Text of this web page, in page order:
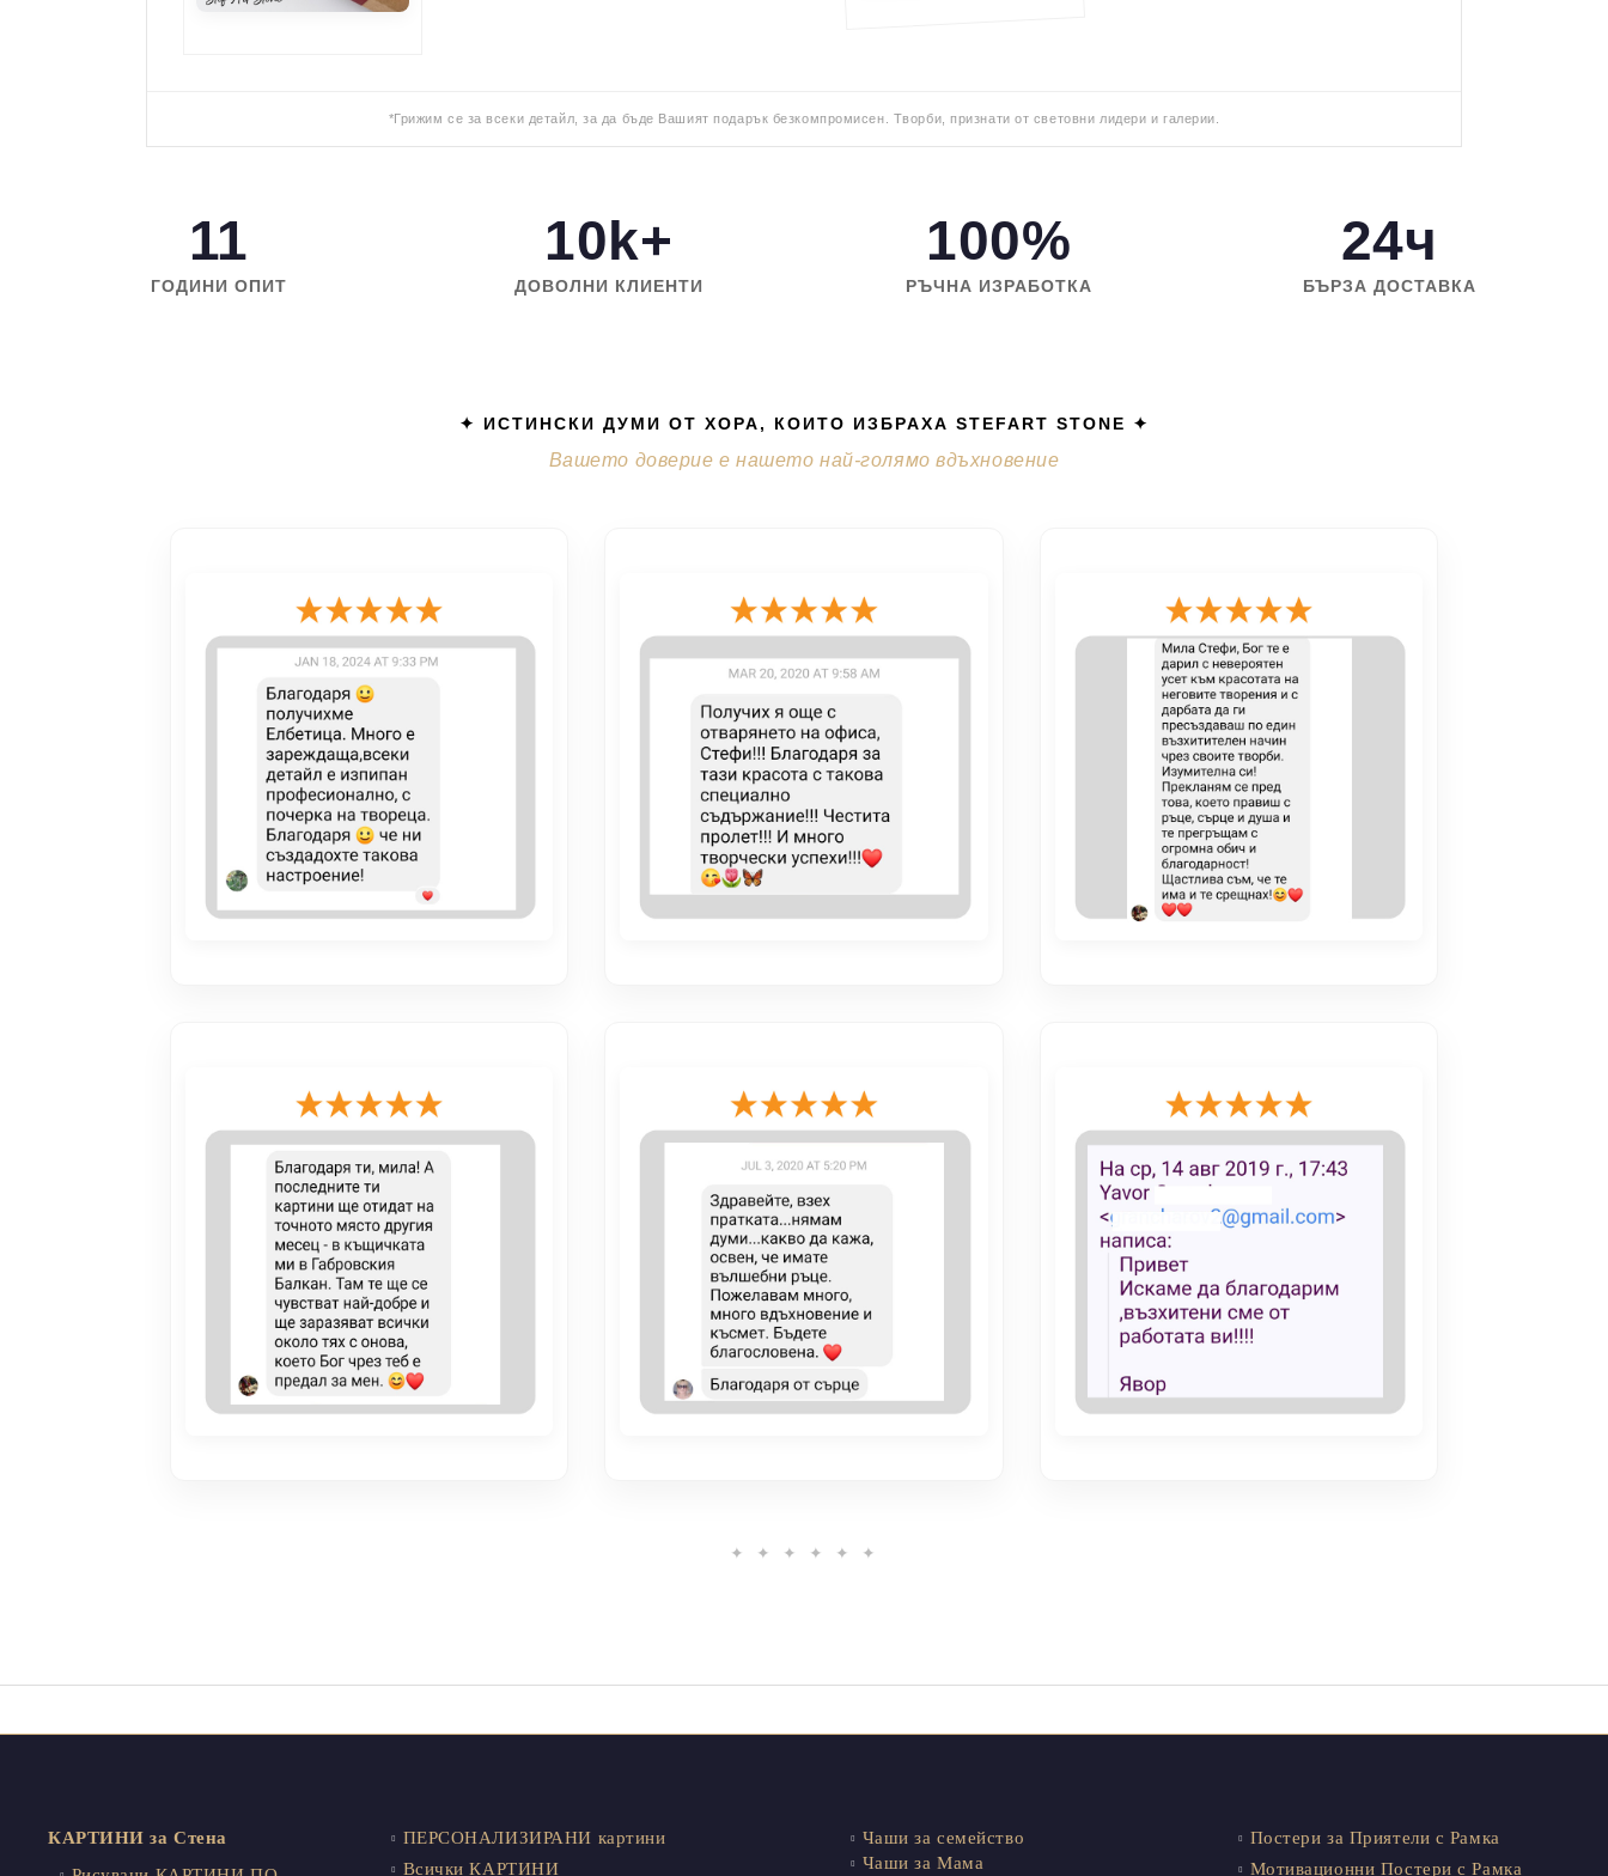
*Грижим се за всеки детайл, за да бъде Вашият подарък безкомпромисен. Творби, признати от световни лидери и галерии.
11
ГОДИНИ ОПИТ
10k+
ДОВОЛНИ КЛИЕНТИ
100%
РЪЧНА ИЗРАБОТКА
24ч
БЪРЗА ДОСТАВКА
✦ ИСТИНСКИ ДУМИ ОТ ХОРА, КОИТО ИЗБРАХА STEFART STONE ✦
Вашето доверие е нашето най-голямо вдъхновение
✦ ✦ ✦ ✦ ✦ ✦
КАРТИНИ за Стена
ПЕРСОНАЛИЗИРАНИ картини
Всички КАРТИНИ
Чаши за семейство
Чаши за Мама
Постери за Приятели с Рамка
Мотивационни Постери с Рамка